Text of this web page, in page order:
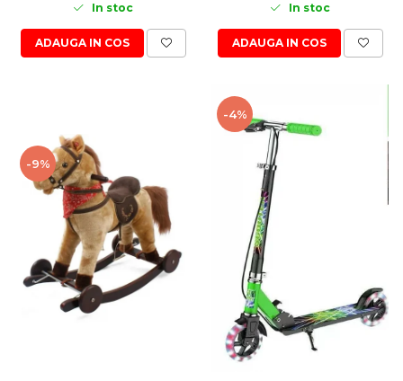
In stoc
ADAUGA IN COS
In stoc
ADAUGA IN COS
-9%
-4%